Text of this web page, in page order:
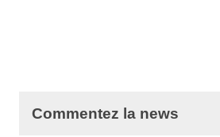
Commentez la news